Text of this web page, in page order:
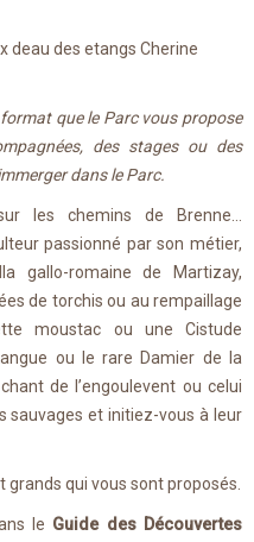
que le Parc vous propose
des stages ou des
dans le Parc.
les chemins de Brenne…
passionné par son métier,
gallo-romaine de Martizay,
de torchis ou au rempaillage
moustac ou une Cistude
ou le rare Damier de la
de l’engoulevent ou celui
sauvages et initiez-vous à leur
qui vous sont proposés.
le Guide des Découvertes